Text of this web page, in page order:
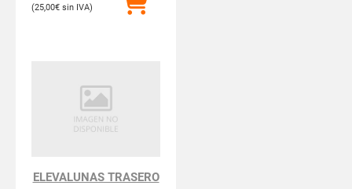
25,00€
ELEVALUNAS TRASERO